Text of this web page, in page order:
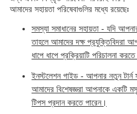
আমাদের সহায়তা পরিষেবাগুলির মধ্যে রয়েছেঃ
সমস্যা সমাধানের সহায়তা - যদি
তাহলে আমাদের দক্ষ প্রযুক্তিবিদরা
ধাপে ধাপে প্রক্রিয়াটি পরিচালনা
ইনস্টলেশন গাইড - আপনার নতুন
আমাদের বিশেষজ্ঞরা আপনাকে একটি
টিপস প্রদান করতে পারেন।